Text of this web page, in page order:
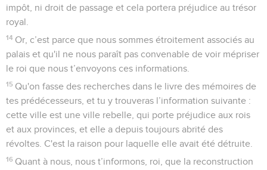
impôt, ni droit de passage et cela portera préjudice au trésor
royal.
14 Or, c’est parce que nous sommes étroitement associés au
palais et qu'il ne nous paraît pas convenable de voir mépriser
le roi que nous t’envoyons ces informations.
15 Qu'on fasse des recherches dans le livre des mémoires de
tes prédécesseurs, et tu y trouveras l’information suivante :
cette ville est une ville rebelle, qui porte préjudice aux rois
et aux provinces, et elle a depuis toujours abrité des
révoltes. C'est la raison pour laquelle elle avait été détruite.
16 Quant à nous, nous t’informons, roi, que la reconstruction